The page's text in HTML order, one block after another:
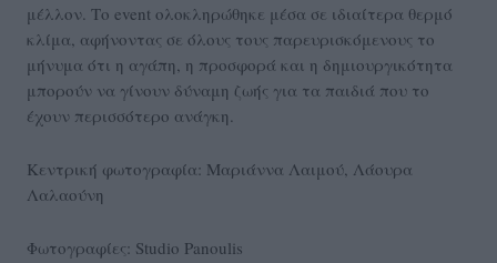
μέλλον. Το event ολοκληρώθηκε μέσα σε ιδιαίτερα θερμό
κλίμα, αφήνοντας σε όλους τους παρευρισκόμενους το
μήνυμα ότι η αγάπη, η προσφορά και η δημιουργικότητα
μπορούν να γίνουν δύναμη ζωής για τα παιδιά που το
έχουν περισσότερο ανάγκη.
Κεντρική φωτογραφία: Μαριάννα Λαιμού, Λάουρα
Λαλαούνη
Φωτογραφίες: Studio Panoulis